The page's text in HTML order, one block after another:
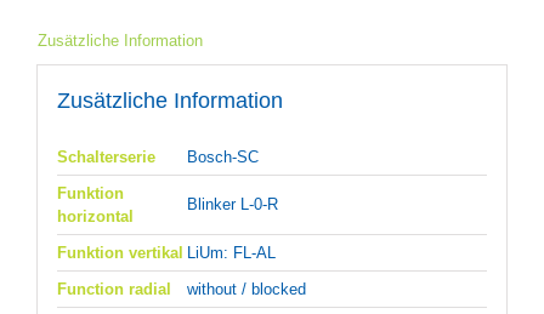
Zusätzliche Information
Zusätzliche Information
Schalterserie
Bosch-SC
Funktion
horizontal
Blinker L-0-R
Funktion vertikal
LiUm: FL-AL
Function radial
without / blocked